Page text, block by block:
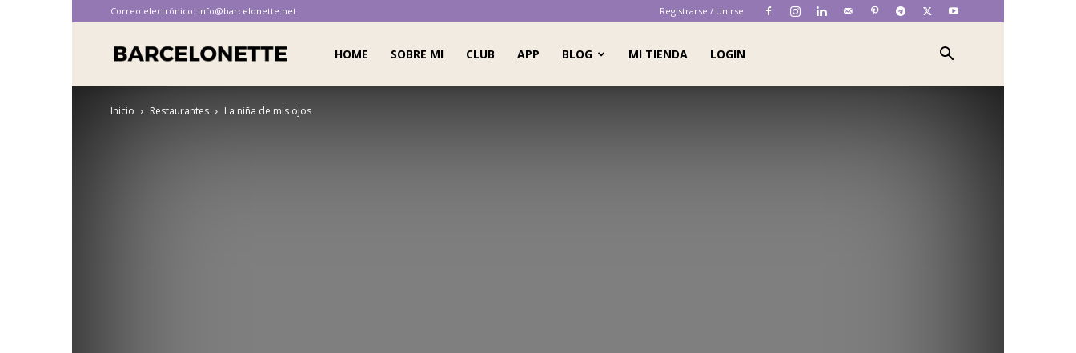
Registrarse / Unirse
Correo electrónico: info@barcelonette.net
Barcelonette
HOME SOBRE MI CLUB APP BLOG MI TIENDA LOGIN
Inicio Restaurantes La niña de mis ojos